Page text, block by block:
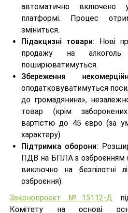
автоматично
платформі. Процес
зміниться.
Підакцизні товари: Нові
продажу на
поширюватимуться.
Збереження
оподатковуватимуться
до громадянина»,
товар (крім
вартістю до 45 євро (за
характеру).
Підтримка оборони:
ПДВ на БПЛА з озброєнням
виключно на безпілотні
озброєння).
Законопроєкт №15112-Д
Комітету на основі